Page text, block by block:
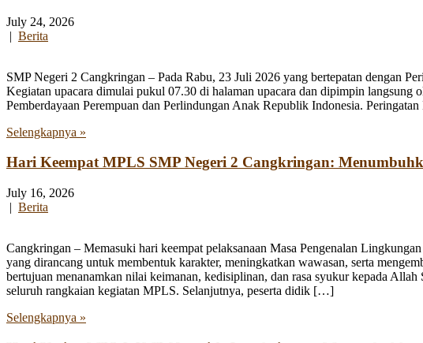
July 24, 2026
| Berita
SMP Negeri 2 Cangkringan – Pada Rabu, 23 Juli 2026 yang bertepatan dengan
Kegiatan upacara dimulai pukul 07.30 di halaman upacara dan dipimpin
Pemberdayaan Perempuan dan Perlindungan Anak Republik Indonesia.
Selengkapnya »
Hari Keempat MPLS SMP Negeri 2 Cangkringan:
July 16, 2026
| Berita
Cangkringan – Memasuki hari keempat pelaksanaan Masa Pengenalan
yang dirancang untuk membentuk karakter, meningkatkan wawasan, serta
bertujuan menanamkan nilai keimanan, kedisiplinan, dan rasa syukur kepada
seluruh rangkaian kegiatan MPLS. Selanjutnya, peserta didik […]
Selengkapnya »